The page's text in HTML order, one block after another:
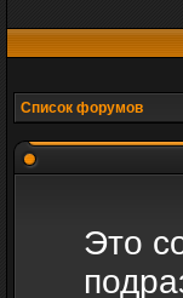
Список форумов
Это